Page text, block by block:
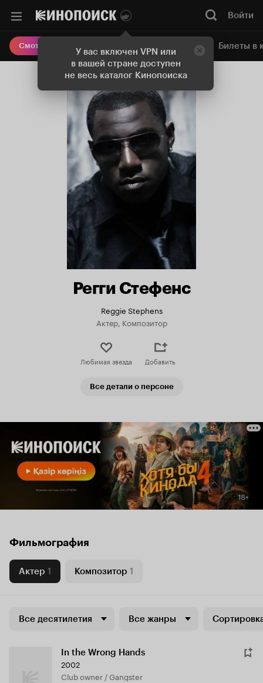
У вас включен VPN или
в вашей стране доступен
не весь каталог Кинопоиска
Войти
Смотреть кино Онлайн-кинотеатр Билеты в
Регги Стефенс
Reggie Stephens
Актер, Композитор
Любимая звезда Добавить
Все детали о персоне
Фильмография
Актер 1 Композитор 1
Все десятилетия Все жанры
In the Wrong Hands
2002
Club owner / Gangster